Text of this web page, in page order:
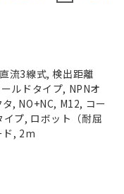
流3線式, 検出距離
ルドタイプ, NPNオ
, NO+NC, M12, コー
イプ, ロボット（耐屈
ド, 2m